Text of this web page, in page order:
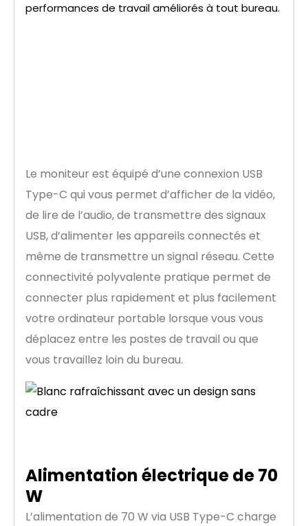
performances de travail améliorés à tout bureau.
Le moniteur est équipé d’une connexion USB
Type-C qui vous permet d’afficher de la vidéo,
de lire de l’audio, de transmettre des signaux
USB, d’alimenter les appareils connectés et
même de transmettre un signal réseau. Cette
connectivité polyvalente pratique permet de
connecter plus rapidement et plus facilement
votre ordinateur portable lorsque vous vous
déplacez entre les postes de travail ou que
vous travaillez loin du bureau.
Alimentation électrique de 70
W
L’alimentation de 70 W via USB Type-C charge